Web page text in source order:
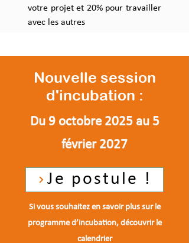
votre projet et 20% pour travailler
avec les autres
Nouvelle session
d'incubation :
Du 9 octobre 2025 au 5
février 2027
Je postule !
Si vous souhaitez en savoir plus sur le
programme d’incubation, découvrir le
calendrier